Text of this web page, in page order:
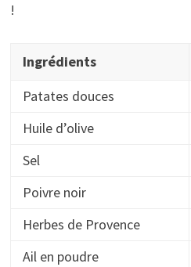
!
Ingrédients
Patates douces
Huile d’olive
Sel
Poivre noir
Herbes de Provence
Ail en poudre